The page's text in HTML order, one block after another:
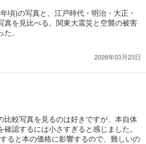
頃)の写真と、江戸時代・明治・大正・
真を見比べる。関東大震災と空襲の被害
。
2026年03月23日
比較写真を見るのは好きですが、本自体
認するには小さすぎると感じました。
ると本の価格に影響するので、難しいの